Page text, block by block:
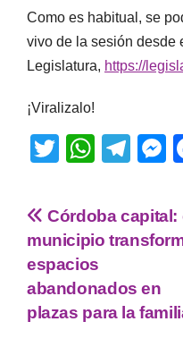
Como es habitual, se
vivo de la sesión desde
Legislatura, https://
¡Viralizalo!
T
tt
er
W
at
s
A
p
p
T
e
gr
m
e
Córdoba capital:
municipio
espacios
abandonados en
plazas para la